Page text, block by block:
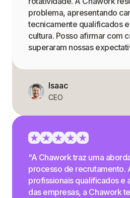
problema, apresentando
tecnicamente qualificados
cultura. Posso afirmar com
superaram nossas
Isaac
CEO
“A Chawork traz uma
processo de recrutamento.
profissionais qualificados e
das empresas, a Chawork